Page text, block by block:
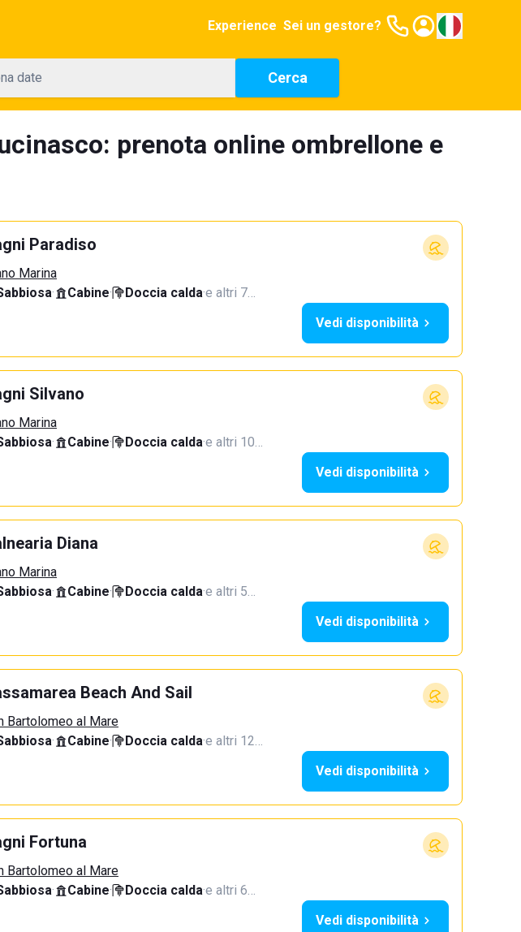
Experience Sei un gestore?
date Cerca
prenota online ombrellone e
Paradiso
Marina
· Cabine· Doccia calda·e altri 7…
Vedi disponibilità
Silvano
Marina
· Cabine· Doccia calda·e altri 10…
Vedi disponibilità
Diana
Marina
· Cabine· Doccia calda·e altri 5…
Vedi disponibilità
Beach And Sail
Bartolomeo al Mare
· Cabine· Doccia calda·e altri 12…
Vedi disponibilità
Fortuna
Bartolomeo al Mare
· Cabine· Doccia calda·e altri 6…
Vedi disponibilità